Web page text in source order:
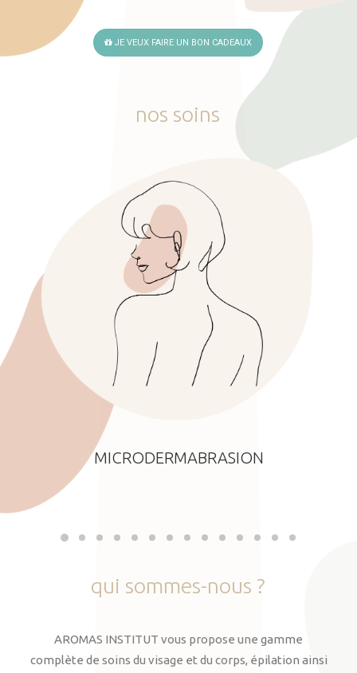
JE VEUX FAIRE UN BON CADEAUX
nos soins
MICRODERMABRASION
qui sommes-nous ?
AROMAS INSTITUT vous propose une gamme
complète de soins du visage et du corps, épilation ainsi